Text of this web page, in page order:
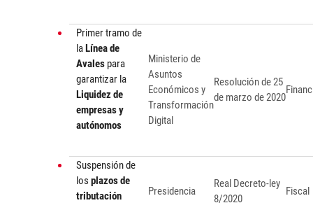
Primer tramo de
laLínea de
Avales para
garantizar la
Liquidez de
empresas y
autónomos
Ministerio de
Asuntos
Económicos y
Transformación
Digital
Resolución de 25
de marzo de 2020
Suspensión de
los plazos de
tributación
Presidencia
Real Decreto-ley
8/2020
Fiscal